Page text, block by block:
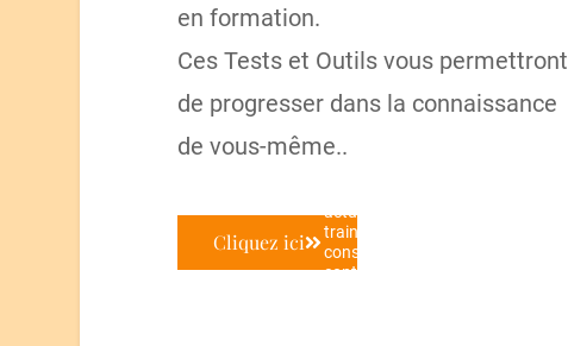
en formation.
Ces Tests et Outils vous permettront
de progresser dans la connaissance
de vous-même..
Cliquez ici
actuellement en
train de
consulter le
contenu d'un